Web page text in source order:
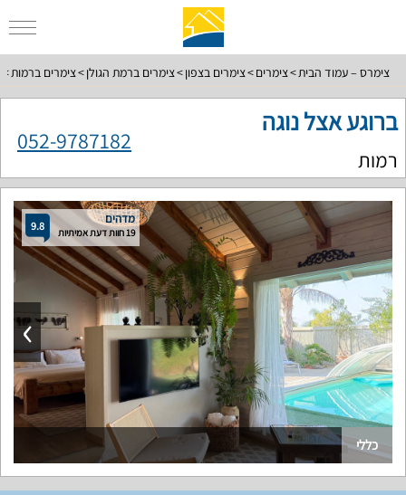
צימרס – עמוד הבית צימרים צימרים בצפון צימרים ברמת הגולן צימרים ברמות
ברוגע אצל נוגה
רמות
052-9787182
›
כללי
9.8 מדהים
19 חוות דעת אמיתיות